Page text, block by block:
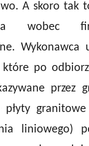
A skoro tak
wobec
Wykonawca
po
przez
płyty
liniowego)